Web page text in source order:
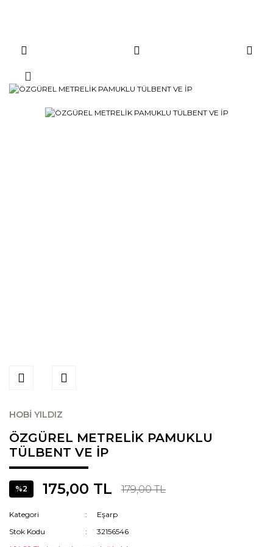
HOBİ YILDIZ
ÖZGÜREL METRELİK PAMUKLU
TÜLBENT VE İP
%2 175,00 TL 179,00 TL
Kategori
Eşarp
Stok Kodu
32156546